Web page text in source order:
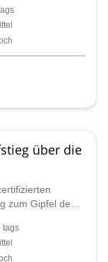
über die
zum Gipfel des
tags